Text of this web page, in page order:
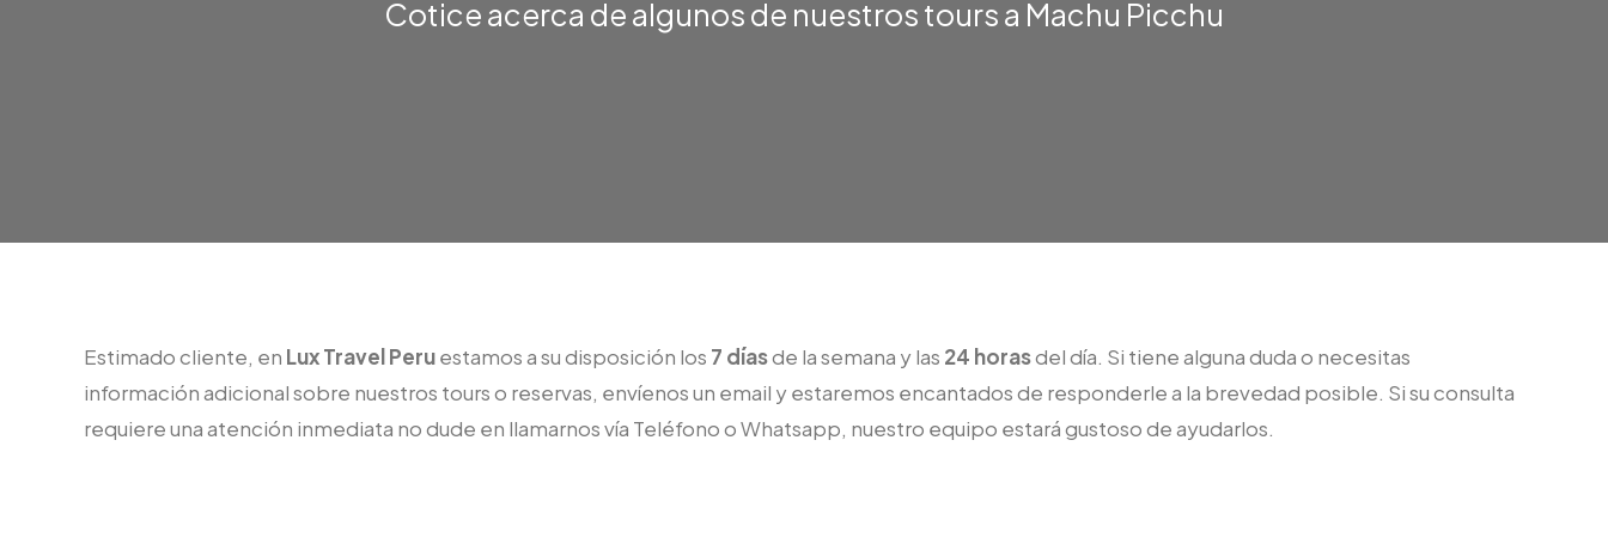
Cotice acerca de algunos de nuestros tours a Machu Picchu
Estimado cliente, en Lux Travel Peruestamos a su disposición los 7 díasde la semana y las 24 horasdel día. Si tiene alguna duda o necesitas
información adicional sobre nuestros tours o reservas, envíenos un email y estaremos encantados de responderle a la brevedad posible. Si su consulta
requiere una atención inmediata no dude en llamarnos vía Teléfono o Whatsapp, nuestro equipo estará gustoso de ayudarlos.